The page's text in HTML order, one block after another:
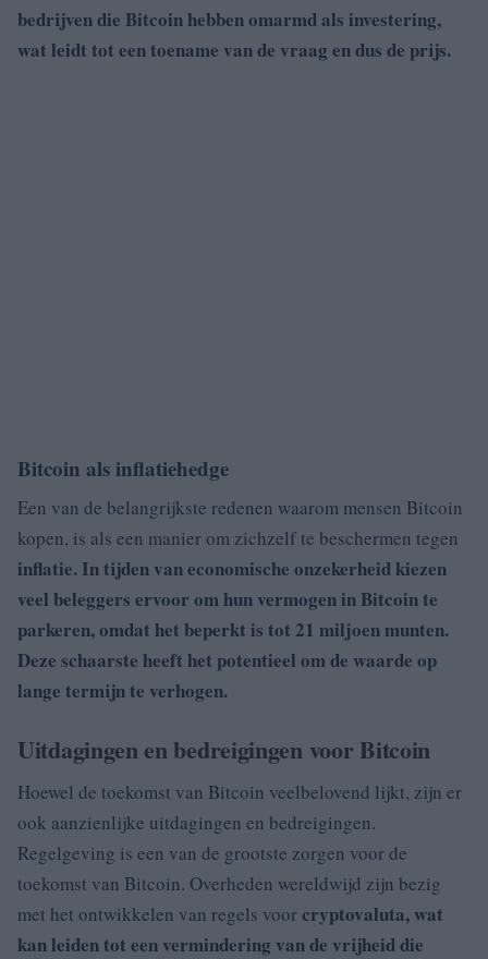
bedrijven die Bitcoin hebben omarmd als investering,
wat leidt tot een toename van de vraag en dus de prijs.
Bitcoin als inflatiehedge
Een van de belangrijkste redenen waarom mensen Bitcoin
kopen, is als een manier om zichzelf te beschermen tegen
inflatie. In tijden van economische onzekerheid kiezen
veel beleggers ervoor om hun vermogen in Bitcoin te
parkeren, omdat het beperkt is tot 21 miljoen munten.
Deze schaarste heeft het potentieel om de waarde op
lange termijn te verhogen.
Uitdagingen en bedreigingen voor Bitcoin
Hoewel de toekomst van Bitcoin veelbelovend lijkt, zijn er
ook aanzienlijke uitdagingen en bedreigingen.
Regelgeving is een van de grootste zorgen voor de
toekomst van Bitcoin. Overheden wereldwijd zijn bezig
met het ontwikkelen van regels voorcryptovaluta, wat
kan leiden tot een vermindering van de vrijheid die